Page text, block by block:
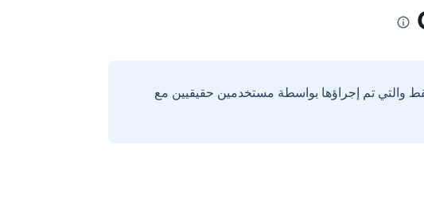
والتي تم إجراؤها بواسطة مستخدمين حقيقيين مع